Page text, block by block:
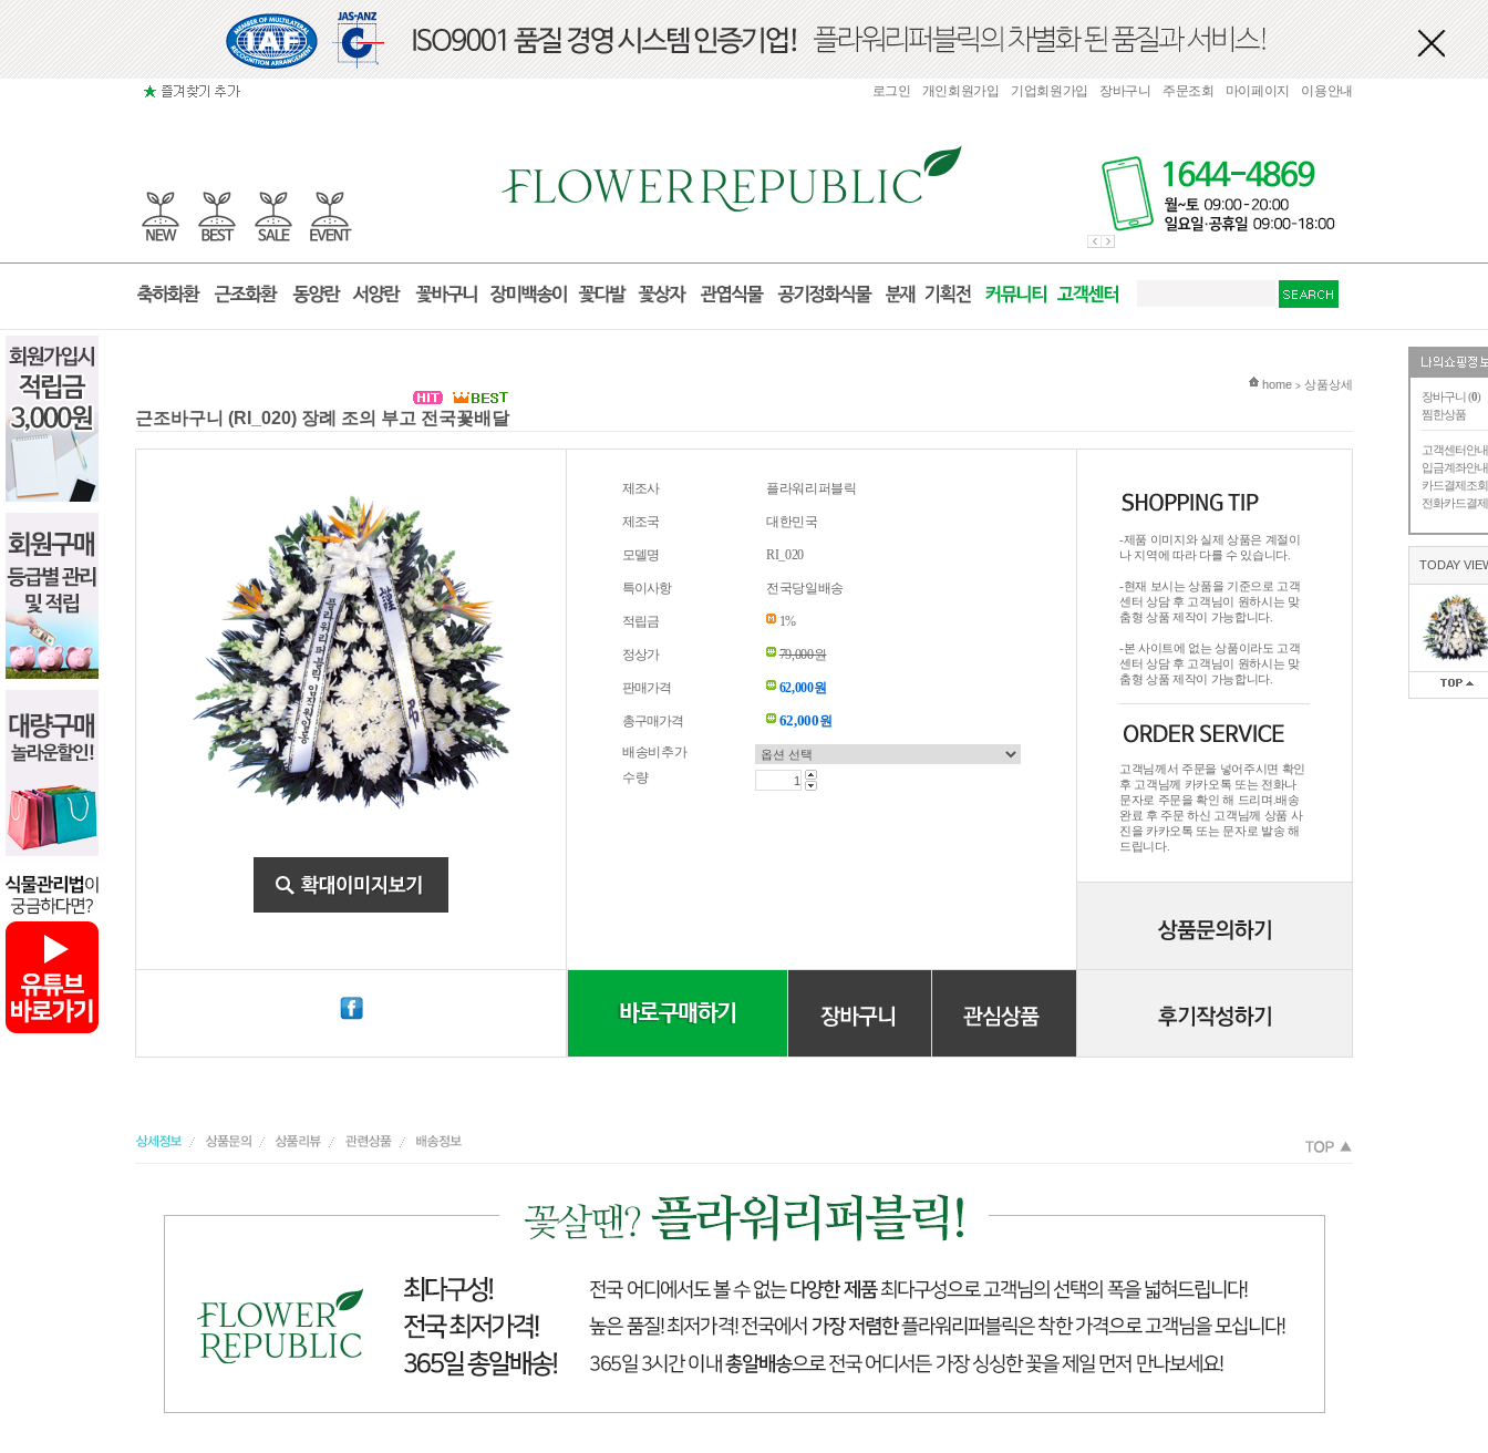
장바구니 (0)
찜한상품
고객센터안내
입금계좌안내
카드결제조회
전화카드결제
TODAY
로그인 개인회원가입 기업회원가입 장바구니 주문조회 마이페이지 이용안내
현재 위치
home > 상품상세
근조바구니 (RI_020) 장례 조의 부고 전국꽃배달
제조사 플라워리퍼블릭
제조국 대한민국
모델명 RI_020
특이사항 전국당일배송
적립금 1%
정상가 79,000원
판매가격 62,000원
총구매가격 62,000원
배송비추가
수량
-제품 이미지와 실제 상품은 계절이
나 지역에 따라 다를 수 있습니다.
-현재 보시는 상품을 기준으로 고객
센터 상담 후 고객님이 원하시는 맞
춤형 상품 제작이 가능합니다.
-본 사이트에 없는 상품이라도 고객
센터 상담 후 고객님이 원하시는 맞
춤형 상품 제작이 가능합니다.
고객님께서 주문을 넣어주시면 확인
후 고객님께 카카오톡 또는 전화나
문자로 주문을 확인 해 드리며.배송
완료 후 주문 하신 고객님께 상품 사
진을 카카오톡 또는 문자로 발송 해
드립니다.